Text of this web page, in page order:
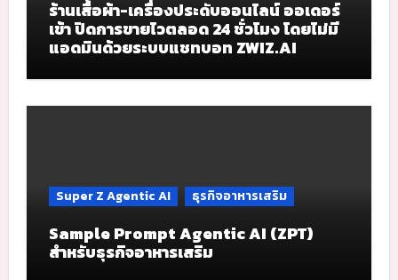
ร้านเสื้อผ้า-เครื่องประดับออนไลน์ ออเดอร์
เข้า ปิดการขายไวตลอด 24 ชั่วโมง โดยไม่มี
แอดมินด้วยระบบแชทบอท ZWIZ.AI
Super Z Agentic AI ธุรกิจอาหารเสริม
Sample Prompt Agentic AI (ZPT)
สำหรับธุรกิจอาหารเสริม